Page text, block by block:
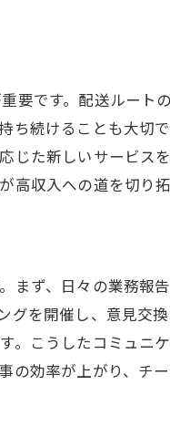
要です。配送ルート
ち続けることも大切
じた新しいサービス
収入への道を切り拓
まず、日々の業務報
を開催し、意見交
。こうしたコミュニ
効率が上がり、チ